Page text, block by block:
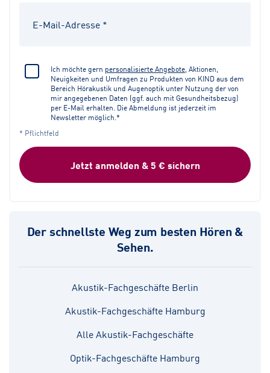
Ich möchte gern personalisierte Angebote , Aktionen,
Neuigkeiten und Umfragen zu Produkten von KIND aus dem
Bereich Hörakustik und Augenoptik unter Nutzung der von
mir angegebenen Daten (ggf. auch mit Gesundheitsbezug)
per E-Mail erhalten. Die Abmeldung ist jederzeit im
Newsletter möglich.*
* Pflichtfeld
Jetzt anmelden & 5 € sichern
Der schnellste Weg zum besten Hören &
Sehen.
Akustik-Fachgeschäfte Berlin
Akustik-Fachgeschäfte Hamburg
Alle Akustik-Fachgeschäfte
Optik-Fachgeschäfte Hamburg